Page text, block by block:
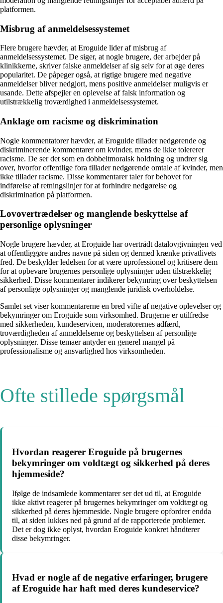
platformen.
Misbrug af anmeldelsessystemet
Flere brugere hævder, at Eroguide lider af misbrug af
anmeldelsessystemet. De siger, at nogle brugere, der arbejder på
klinikkerne, skriver falske anmeldelser af sig selv for at øge deres
popularitet. De påpeger også, at rigtige brugere med negative
anmeldelser bliver nedgjort, mens positive anmeldelser muligvis er
usande. Dette afspejler en oplevelse af falsk information og
utilstrækkelig troværdighed i anmeldelsessystemet.
Anklage om racisme og diskrimination
Nogle kommentatorer hævder, at Eroguide tillader nedgørende og
diskriminerende kommentarer om kvinder, mens de ikke tolererer
racisme. De ser det som en dobbeltmoralsk holdning og undrer sig
over, hvorfor offentlige fora tillader nedgørende omtale af kvinder, men
ikke tillader racisme. Disse kommentarer taler for behovet for
indførelse af retningslinjer for at forhindre nedgørelse og
diskrimination på platformen.
Lovovertrædelser og manglende beskyttelse af
personlige oplysninger
Nogle brugere hævder, at Eroguide har overtrådt datalovgivningen ved
at offentliggøre andres navne på siden og dermed krænke privatlivets
fred. De beskylder ledelsen for at være uprofessionel og kritisere dem
for at opbevare brugernes personlige oplysninger uden tilstrækkelig
sikkerhed. Disse kommentarer indikerer bekymring over beskyttelsen
af personlige oplysninger og manglende juridisk overholdelse.
Samlet set viser kommentarerne en bred vifte af negative oplevelser og
bekymringer om Eroguide som virksomhed. Brugerne er utilfredse
med sikkerheden, kundeservicen, moderatorernes adfærd,
troværdigheden af anmeldelserne og beskyttelsen af personlige
oplysninger. Disse temaer antyder en generel mangel på
professionalisme og ansvarlighed hos virksomheden.
Ofte stillede spørgsmål
Hvordan reagerer Eroguide på brugernes
bekymringer om voldtægt og sikkerhed på deres
hjemmeside?
Ifølge de indsamlede kommentarer ser det ud til, at Eroguide
ikke aktivt reagerer på brugernes bekymringer om voldtægt og
sikkerhed på deres hjemmeside. Nogle brugere opfordrer endda
til, at siden lukkes ned på grund af de rapporterede problemer.
Det er dog ikke oplyst, hvordan Eroguide konkret håndterer
disse bekymringer.
Hvad er nogle af de negative erfaringer, brugere
af Eroguide har haft med deres kundeservice?